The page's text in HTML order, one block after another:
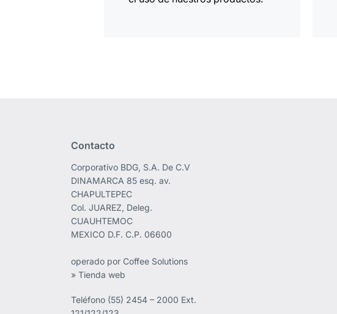
Contacto
Corporativo BDG, S.A. De C.V
DINAMARCA 85 esq. av.
CHAPULTEPEC
Col. JUAREZ, Deleg.
CUAUHTEMOC
MEXICO D.F. C.P. 06600
operado por Coffee Solutions
» Tienda web
Teléfono (55) 2454 – 2000 Ext.